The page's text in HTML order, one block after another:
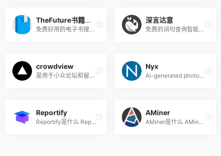
TheFuture书籍搜索
免费好用的电子书搜索引擎
深言达意
免费的词句查询智能写作辅助工具,输入模糊描述即可查找词句
crowdview
是用于小众论坛和留言板的搜索引擎。
Nyx
Al-generated photography
Reportify
Reportify是什么 Reportify是...
AMiner
AMiner是什么 AMiner是具备我...